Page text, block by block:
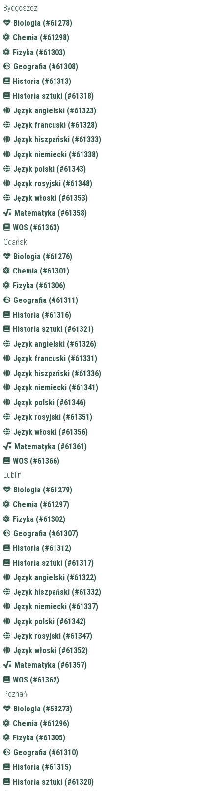
Bydgoszcz
Biologia (#61278)
Chemia (#61298)
Fizyka (#61303)
Geografia (#61308)
Historia (#61313)
Historia sztuki (#61318)
Język angielski (#61323)
Język francuski (#61328)
Język hiszpański (#61333)
Język niemiecki (#61338)
Język polski (#61343)
Język rosyjski (#61348)
Język włoski (#61353)
Matematyka (#61358)
WOS (#61363)
Gdańsk
Biologia (#61276)
Chemia (#61301)
Fizyka (#61306)
Geografia (#61311)
Historia (#61316)
Historia sztuki (#61321)
Język angielski (#61326)
Język francuski (#61331)
Język hiszpański (#61336)
Język niemiecki (#61341)
Język polski (#61346)
Język rosyjski (#61351)
Język włoski (#61356)
Matematyka (#61361)
WOS (#61366)
Lublin
Biologia (#61279)
Chemia (#61297)
Fizyka (#61302)
Geografia (#61307)
Historia (#61312)
Historia sztuki (#61317)
Język angielski (#61322)
Język hiszpański (#61332)
Język niemiecki (#61337)
Język polski (#61342)
Język rosyjski (#61347)
Język włoski (#61352)
Matematyka (#61357)
WOS (#61362)
Poznań
Biologia (#58273)
Chemia (#61296)
Fizyka (#61305)
Geografia (#61310)
Historia (#61315)
Historia sztuki (#61320)